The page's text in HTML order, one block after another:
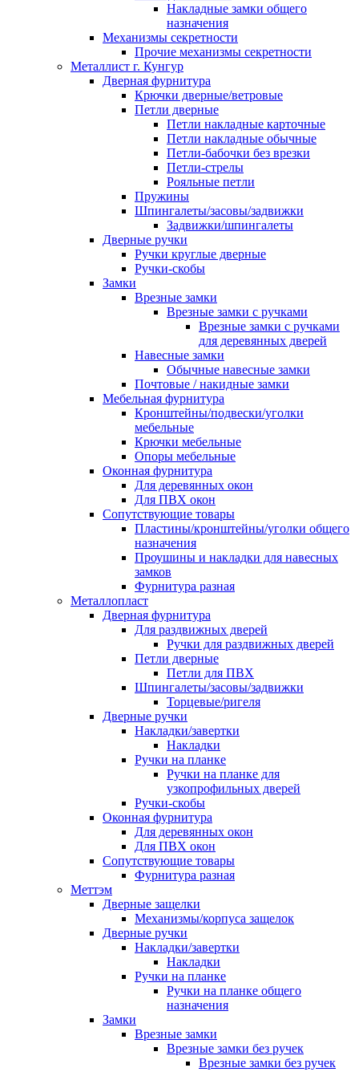
Накладные замки общего
назначения
Механизмы секретности
Прочие механизмы секретности
Металлист г. Кунгур
Дверная фурнитура
Крючки дверные/ветровые
Петли дверные
Петли накладные карточные
Петли накладные обычные
Петли-бабочки без врезки
Петли-стрелы
Рояльные петли
Пружины
Шпингалеты/засовы/задвижки
Задвижки/шпингалеты
Дверные ручки
Ручки круглые дверные
Ручки-скобы
Замки
Врезные замки
Врезные замки с ручками
Врезные замки с ручками
для деревянных дверей
Навесные замки
Обычные навесные замки
Почтовые / накидные замки
Мебельная фурнитура
Кронштейны/подвески/уголки
мебельные
Крючки мебельные
Опоры мебельные
Оконная фурнитура
Для деревянных окон
Для ПВХ окон
Сопутствующие товары
Пластины/кронштейны/уголки общего
назначения
Проушины и накладки для навесных
замков
Фурнитура разная
Металлопласт
Дверная фурнитура
Для раздвижных дверей
Ручки для раздвижных дверей
Петли дверные
Петли для ПВХ
Шпингалеты/засовы/задвижки
Торцевые/ригеля
Дверные ручки
Накладки/завертки
Накладки
Ручки на планке
Ручки на планке для
узкопрофильных дверей
Ручки-скобы
Оконная фурнитура
Для деревянных окон
Для ПВХ окон
Сопутствующие товары
Фурнитура разная
Меттэм
Дверные защелки
Механизмы/корпуса защелок
Дверные ручки
Накладки/завертки
Накладки
Ручки на планке
Ручки на планке общего
назначения
Замки
Врезные замки
Врезные замки без ручек
Врезные замки без ручек